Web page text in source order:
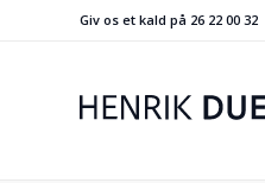
Giv os et kald på 26 22 00 32